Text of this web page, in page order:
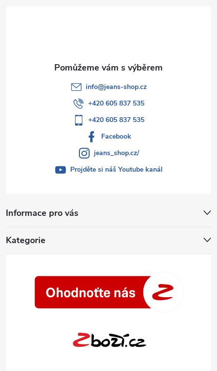
Informace pro vás
Kategorie
info@jeans-shop.cz
+420 605 837 535
+420 605 837 535
Facebook
jeans_shop.cz/
Projděte si náš Youtube kanál